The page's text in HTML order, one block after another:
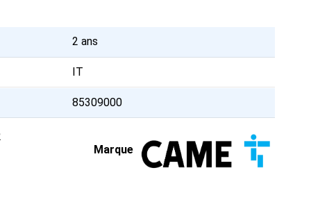
2 ans
IT
85309000
Marque